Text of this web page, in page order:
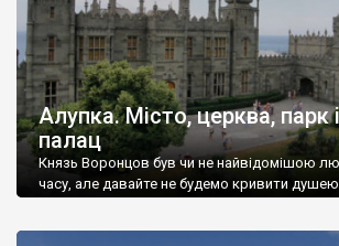
Алупка. Місто, церква, парк
палац
Князь Воронцов був чи не найвідомішою
часу, але давайте не будемо кривити